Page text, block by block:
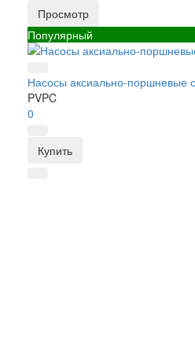
Просмотр
Популярный
Насосы аксиально-поршневые
PVPC
0
Купить